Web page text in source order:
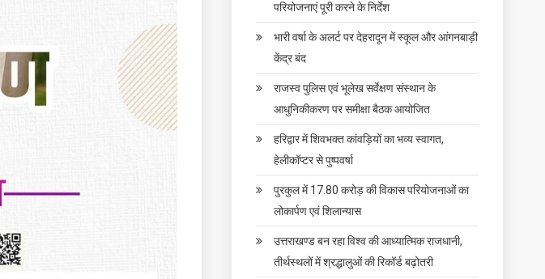
परियोजनाएं पूरी करने के निर्देश
भारी वर्षा के अलर्ट पर देहरादून में स्कूल और आंगनबाड़ी
केंद्र बंद
राजस्व पुलिस एवं भूलेख सर्वेक्षण संस्थान के
आधुनिकीकरण पर समीक्षा बैठक आयोजित
हरिद्वार में शिवभक्त कांवड़ियों का भव्य स्वागत,
हेलीकॉप्टर से पुष्पवर्षा
पुरकुल में 17.80 करोड़ की विकास परियोजनाओं का
लोकार्पण एवं शिलान्यास
उत्तराखण्ड बन रहा विश्व की आध्यात्मिक राजधानी,
तीर्थस्थलों में श्रद्धालुओं की रिकॉर्ड बढ़ोतरी